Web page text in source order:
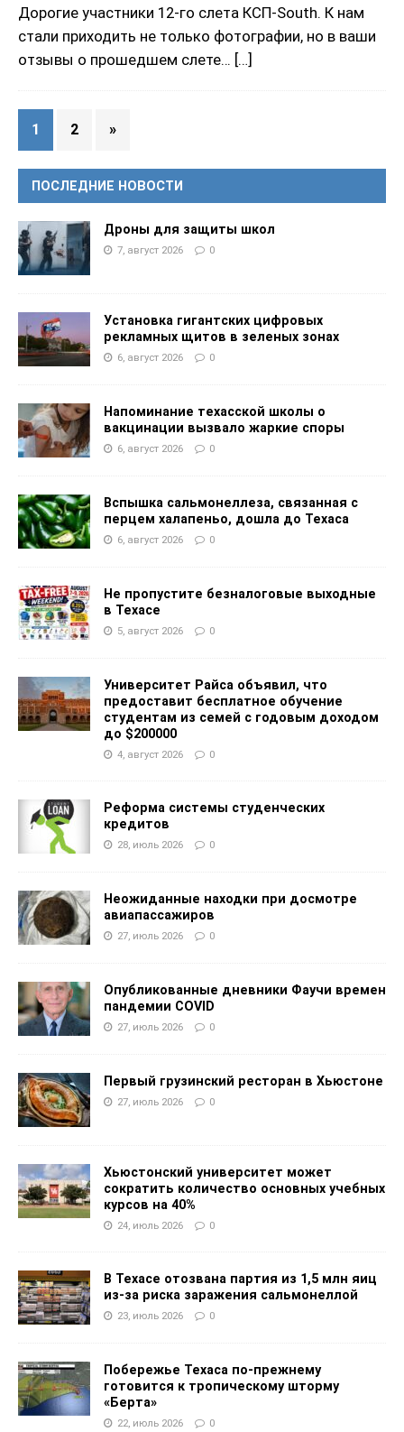
Дорогие участники 12-го слета КСП-South. К нам
стали приходить не только фотографии, но в ваши
отзывы о прошедшем слете… […]
1 2 »
ПОСЛЕДНИЕ НОВОСТИ
Дроны для защиты школ
7, август 2026 0
Установка гигантских цифровых
рекламных щитов в зеленых зонах
6, август 2026 0
Напоминание техасской школы о
вакцинации вызвало жаркие споры
6, август 2026 0
Вспышка сальмонеллеза, связанная с
перцем халапеньо, дошла до Техаса
6, август 2026 0
Не пропустите безналоговые выходные
в Техасе
5, август 2026 0
Университет Райса объявил, что
предоставит бесплатное обучение
студентам из семей с годовым доходом
до $200000
4, август 2026 0
Реформа системы студенческих
кредитов
28, июль 2026 0
Неожиданные находки при досмотре
авиапассажиров
27, июль 2026 0
Опубликованные дневники Фаучи времен
пандемии COVID
27, июль 2026 0
Первый грузинский ресторан в Хьюстоне
27, июль 2026 0
Хьюстонский университет может
сократить количество основных учебных
курсов на 40%
24, июль 2026 0
В Техасе отозвана партия из 1,5 млн яиц
из-за риска заражения сальмонеллой
23, июль 2026 0
Побережье Техаса по-прежнему
готовится к тропическому шторму
«Берта»
22, июль 2026 0